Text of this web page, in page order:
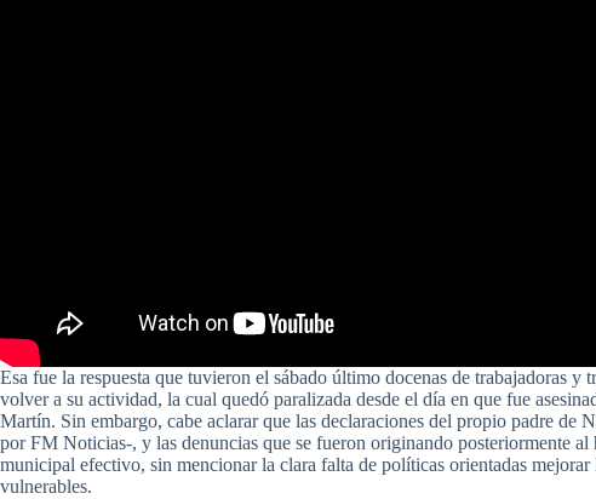
Esa fue la respuesta que tuvieron el sábado último docenas de trabajadoras y
volver a su actividad, la cual quedó paralizada desde el día en que fue
Martín. Sin embargo, cabe aclarar que las declaraciones del propio padre de
por FM Noticias-, y las denuncias que se fueron originando posteriormente
municipal efectivo, sin mencionar la clara falta de políticas orientadas
vulnerables.